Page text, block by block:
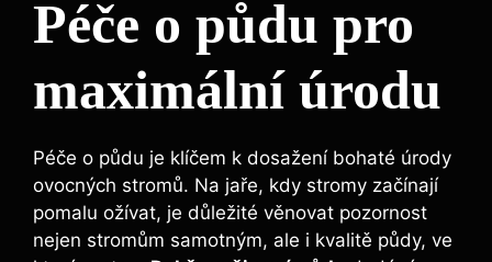
Péče o půdu pro
maximální úrodu
Péče o půdu je klíčem k ‌dosažení bohaté úrody
‌ovocných stromů.‌ Na jaře, kdy⁤ stromy začínají
pomalu ožívat, je‍ důležité věnovat pozornost
nejen⁤ stromům⁤ samotným, ale i kvalitě půdy, ve